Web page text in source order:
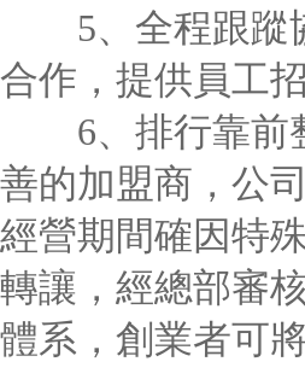
5、全程跟蹤協
合作，提供員工
6、排行靠前整
善的加盟商，公
經營期間確因特
轉讓，經總部審
體系，創業者可